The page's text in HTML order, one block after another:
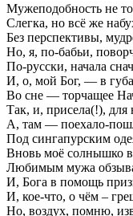
Мужеподобность не
Слегка, но всё же
Без перспективы,
Но, я, по-бабьи,
По-русски, начала
И, о, мой Бог, — в
Во сне — торчащее
Так, и, присела(!), для
А, там — поехало-
Под сингапурским
Вновь моё солнышко
Любимым мужа
И, Бога в помощь
И, кое-что, о чём –
Но, воздух, помню,